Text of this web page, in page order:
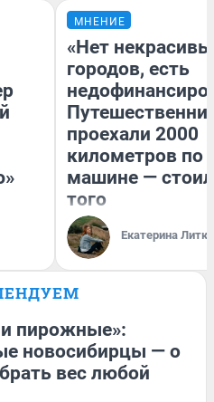
МНЕНИЕ
«Нет
городов, есть
проехали 2000
километров по
машине —
того
Екатерина
и пирожные»:
новосибирцы — о
вес любой